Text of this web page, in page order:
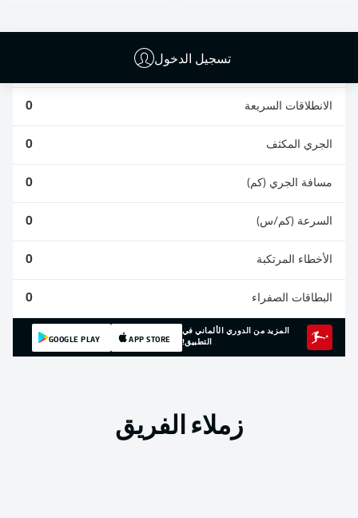
تسجيل الدخول
الانطلاقات السريعة 0
الجري المكثف 0
مسافة الجري (كم) 0
السرعة (كم/س) 0
الأخطاء المرتكبة 0
البطاقات الصفراء 0
المزيد من الدوري الألماني في
التطبيق!
APP STORE
GOOGLE PLAY
زملاء الفريق